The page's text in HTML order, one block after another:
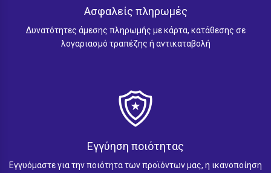
Ασφαλείς πληρωμές
Δυνατότητες άμεσης πληρωμής με κάρτα, κατάθεσης σε
λογαριασμό τραπέζης ή αντικαταβολή
Εγγύηση ποιότητας
Εγγυόμαστε για την ποιότητα των προϊόντων μας, η ικανοποίηση